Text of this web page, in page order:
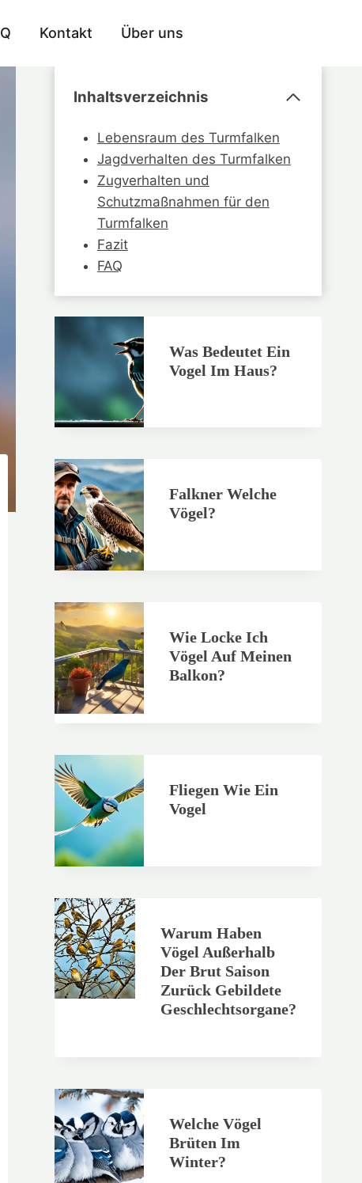
Kontakt Über uns
Inhaltsverzeichnis
Lebensraum des Turmfalken
Jagdverhalten des Turmfalken
Zugverhalten und
Schutzmaßnahmen für den
Turmfalken
Fazit
FAQ
Was Bedeutet Ein
Vogel Im Haus?
Falkner Welche
Vögel?
Wie Locke Ich
Vögel Auf Meinen
Balkon?
Fliegen Wie Ein
Vogel
Warum Haben
Vögel Außerhalb
Der Brut Saison
Zurück Gebildete
Geschlechtsorgane?
Welche Vögel
Brüten Im
Winter?